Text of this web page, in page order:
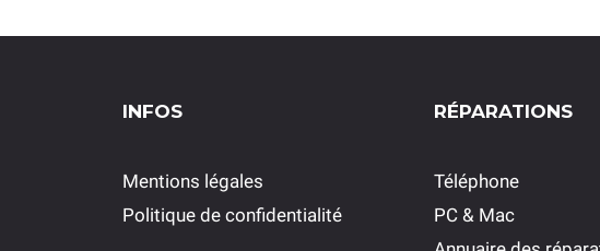
INFOS
Mentions légales
Politique de confidentialité
RÉPARATIONS
Téléphone
PC & Mac